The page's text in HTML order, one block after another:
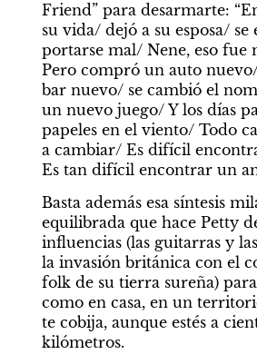
Friend” para desarmarte:
su vida/ dejó a su esposa/ se
portarse mal/ Nene, eso fue
Pero compró un auto
bar nuevo/ se cambió el
un nuevo juego/ Y los días
papeles en el viento/ Todo
a cambiar/ Es difícil
Es tan difícil encontrar un
Basta además esa síntesis
equilibrada que hace Petty
influencias (las guitarras y
la invasión británica con el
folk de su tierra sureña)
como en casa, en un
te cobija, aunque estés a
kilómetros.